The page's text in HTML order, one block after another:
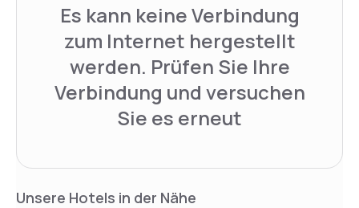
Es kann keine Verbindung
zum Internet hergestellt
werden. Prüfen Sie Ihre
Verbindung und versuchen
Sie es erneut
Unsere Hotels in der Nähe